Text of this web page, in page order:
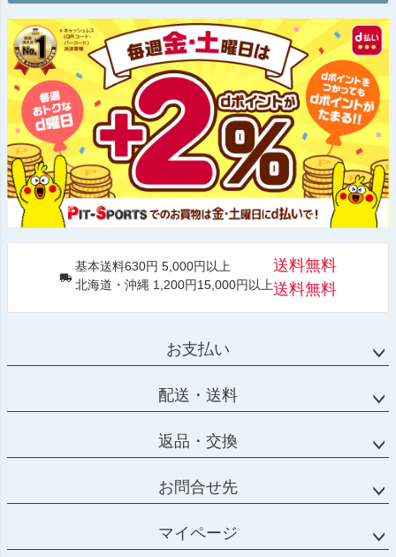
基本送料630円 5,000円以上
北海道・沖縄 1,200円15,000円以上
送料無料
送料無料
お支払い
配送・送料
返品・交換
お問合せ先
マイページ